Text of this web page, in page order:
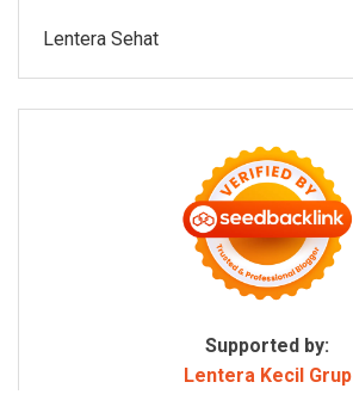
Lentera Sehat
Supported by:
Lentera Kecil Grup